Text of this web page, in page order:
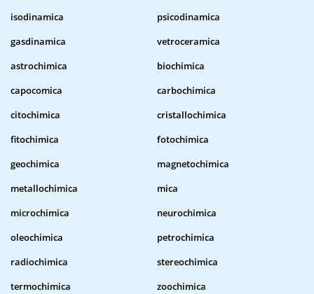
isodinamica
psicodinamica
gasdinamica
vetroceramica
astrochimica
biochimica
capocomica
carbochimica
citochimica
cristallochimica
fitochimica
fotochimica
geochimica
magnetochimica
metallochimica
mica
microchimica
neurochimica
oleochimica
petrochimica
radiochimica
stereochimica
termochimica
zoochimica